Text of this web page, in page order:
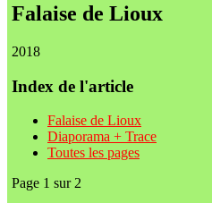
Falaise de Lioux
2018
Index de l'article
Falaise de Lioux
Diaporama + Trace
Toutes les pages
Page 1 sur 2